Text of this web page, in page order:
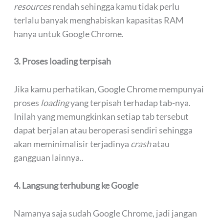
resourcesrendah sehingga kamu tidak perlu
terlalu banyak menghabiskan kapasitas RAM
hanya untuk Google Chrome.
3. Proses loading terpisah
Jika kamu perhatikan, Google Chrome mempunyai
proses loadingyang terpisah terhadap tab-nya.
Inilah yang memungkinkan setiap tab tersebut
dapat berjalan atau beroperasi sendiri sehingga
akan meminimalisir terjadinya crashatau
gangguan lainnya..
4. Langsung terhubung ke Google
Namanya saja sudah Google Chrome, jadi jangan